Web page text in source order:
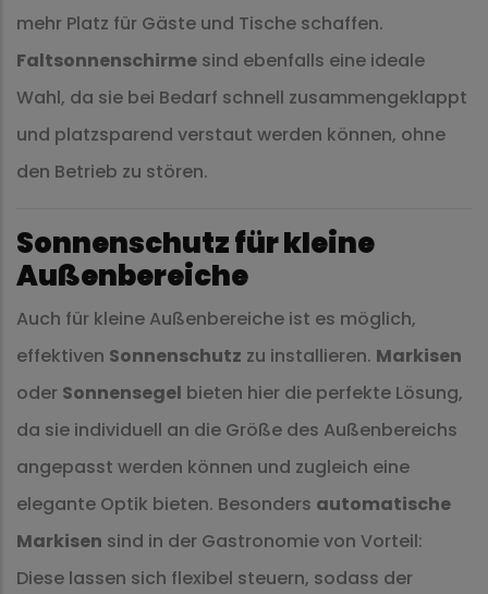
mehr Platz für Gäste und Tische schaffen.
Faltsonnenschirme sind ebenfalls eine ideale
Wahl, da sie bei Bedarf schnell zusammengeklappt
und platzsparend verstaut werden können, ohne
den Betrieb zu stören.
Sonnenschutz für kleine
Außenbereiche
Auch für kleine Außenbereiche ist es möglich,
effektiven Sonnenschutz zu installieren. Markisen
oder Sonnensegel bieten hier die perfekte Lösung,
da sie individuell an die Größe des Außenbereichs
angepasst werden können und zugleich eine
elegante Optik bieten. Besonders automatische
Markisen sind in der Gastronomie von Vorteil:
Diese lassen sich flexibel steuern, sodass der